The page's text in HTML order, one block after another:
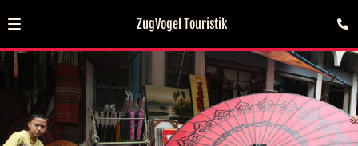
ZugVogel Touristik